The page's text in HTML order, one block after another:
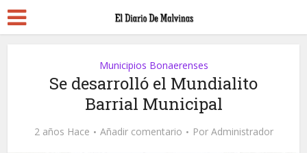
Municipios Bonaerenses
Se desarrolló el Mundialito
Barrial Municipal
2 años Hace Añadir comentario Por Administrador